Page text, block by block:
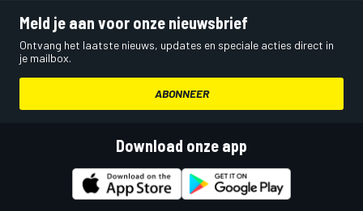
Meld je aan voor onze nieuwsbrief
Ontvang het laatste nieuws, updates en speciale acties direct in
je mailbox.
ABONNEER
Download onze app